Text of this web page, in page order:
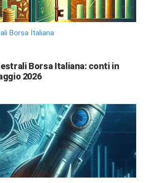
Borsa Italiana
Borsa Italiana: conti in
2026